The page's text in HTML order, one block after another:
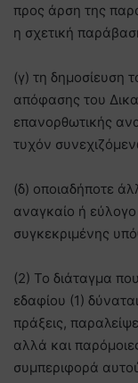
προς άρση της
η σχετική
(γ) τη δημοσίευση
απόφασης του
επανορθωτικής
τυχόν
(δ) οποιαδήποτε
αναγκαίο ή εύλογο
συγκεκριμένης
(2) Το διάταγμα
εδαφίου (1)
πράξεις,
αλλά και
συμπεριφορά